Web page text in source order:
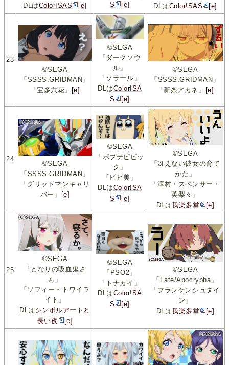
DLはColor!SAS [e]
S
[e]
DLはColor!SAS [e]
23
©SEGA
「SSSS.GRIDMAN」
「宝多六花」
[e]
©SEGA
「ダークソウ
ル」
「ソラール」
DLはColor!SA
S
[e]
©SEGA
「SSSS.GRIDMAN」
「新条アカネ」
[e]
24
©SEGA
「SSSS.GRIDMAN」
「グリッドマンキャリ
バー」
[e]
©SEGA
「ポプテピピッ
ク」
「ピピ美」
DLはColor!SA
S
[e]
©SEGA
「冴えない彼女の育て
かた」
「澤村・スペンサー・
英梨々」
DLは我楽多堂 [e]
25
©SEGA
「となりの吸血鬼さ
ん」
「ソフィー・トワイラ
イト」
DLは シンボルアートと
長い夜
[e]
©SEGA
「PSO2」
「トナカイ」
DLはColor!SA
S
[e]
©SEGA
「Fate/Apocrypha」
「フランケンシュタイ
ン」
DLは我楽多堂 [e]